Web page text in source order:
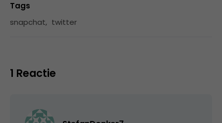
Tags
snapchat, twitter
1 Reactie